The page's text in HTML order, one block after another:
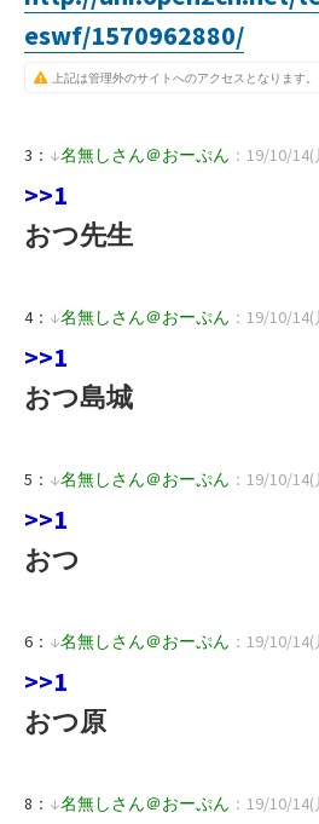
eswf/1570962880/
上記は管理外のサイトへのアクセスとなります。
3： ↓名無しさん＠おーぷん ：19/10/
>>1
おつ先生
4： ↓名無しさん＠おーぷん ：19/10/
>>1
おつ島城
5： ↓名無しさん＠おーぷん ：19/10/
>>1
おつ
6： ↓名無しさん＠おーぷん ：19/10/
>>1
おつ原
8： ↓名無しさん＠おーぷん ：19/10/14(